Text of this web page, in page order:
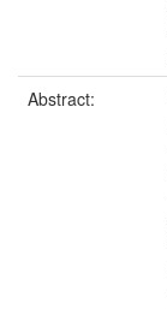
Abstract: